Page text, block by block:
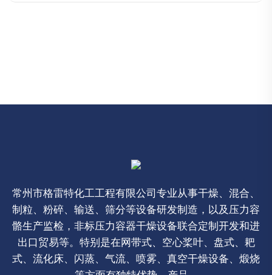
常州市格雷特化工工程有限公司专业从事干燥、混合、
制粒、粉碎、输送、筛分等设备研发制造，以及压力容
骼生产监检，非标压力容器干燥设备联合定制开发和进
出口贸易等。特别是在网带式、空心桨叶、盘式、耙
式、流化床、闪蒸、气流、喷雾、真空干燥设备、煅烧